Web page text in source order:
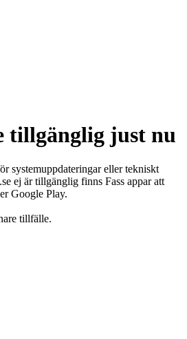
tillgänglig just nu
systemuppdateringar eller tekniskt
ej är tillgänglig finns Fass appar att
Google Play.
tillfälle.